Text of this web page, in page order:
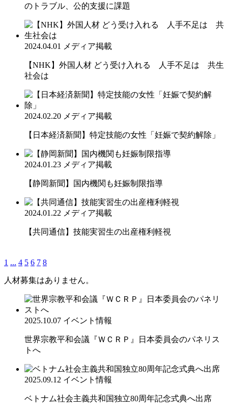
のトラブル、公的支援に課題
2024.04.01 メディア掲載
【NHK】外国人材 どう受け入れる 人手不足は 共生
社会は
2024.02.20 メディア掲載
【日本経済新聞】特定技能の女性「妊娠で契約解除」
2024.01.23 メディア掲載
【静岡新聞】国内機関も妊娠制限指導
2024.01.22 メディア掲載
【共同通信】技能実習生の出産権利軽視
1 ... 4 5 6 7 8
人材募集はありません。
2025.10.07 イベント情報
世界宗教平和会議『ＷＣＲＰ』日本委員会のパネリス
トへ
2025.09.12 イベント情報
ベトナム社会主義共和国独立80周年記念式典へ出席